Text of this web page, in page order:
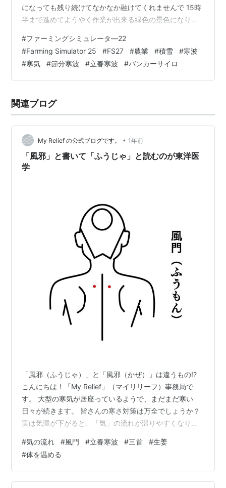
になっても残り続けてなかなか融けてくれませんで 15時
半まで進めてようやく作業が出来る緑色の景色になりま
ール：0.5」にして一気にやってしまいます なんといっ
ても「トウモロコシ」「モロコシ」「ジャガイモ」の作
付けは4月までです その前に すべての畑に植えた収穫待
ちの「草」を刈ってしまいます サイレージベールにして
モ、モロコシ…
#ファーミングシミュレータ―22
#Farming Simulator 25 #FS27 #農業 #積雪 #寒波
#寒気 #節分寒波 #立春寒波 #バンカーサイロ
関連ブログ
My Relief の公式ブログです。 • 1年前
「風邪」と書いて「ふうじゃ」と読むのが東洋医
学
「風邪（ふうじゃ）」と「風邪（かぜ）」は違うもの!?
こんにちは！「My Relief」（マイリリーフ）事務局で
す。 大型の寒気が居座っているようで、まだまだ寒い
日々が続きます。 皆さんの寒さ対策は万全でしょうか？
実は気温が下がると、「気」の流れが滞りやすくなりま
普通は「かぜ」と読みますよね。 でも東洋医学では、
「風邪」と書いて「ふうじゃ」と呼びます。 今回は寒さ
と「気」の流れについて、東洋医学の視点から考えてい
きたいと思います。 なぜ、寒いと「気」の流れが滞るの
#気の流れ #風門 #立春寒波 #三首 #生姜
#体を温める